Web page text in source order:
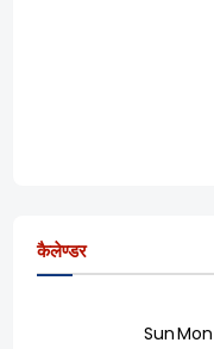
कैलेण्डर
SunMon